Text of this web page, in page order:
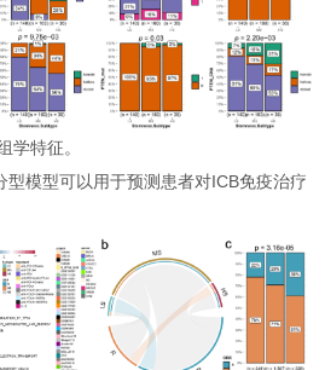
学特征。
型模型可以用于预测患者对ICB免疫治疗